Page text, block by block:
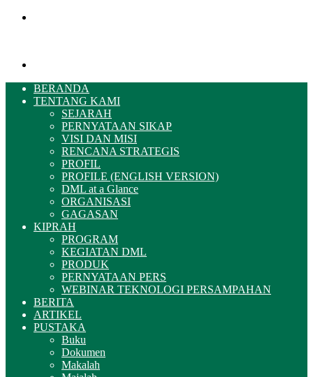
BERANDA
TENTANG KAMI
SEJARAH
PERNYATAAN SIKAP
VISI DAN MISI
RENCANA STRATEGIS
PROFIL
PROFILE (ENGLISH VERSION)
DML at a Glance
ORGANISASI
GAGASAN
KIPRAH
PROGRAM
KEGIATAN DML
PRODUK
PERNYATAAN PERS
WEBINAR TEKNOLOGI PERSAMPAHAN
BERITA
ARTIKEL
PUSTAKA
Buku
Dokumen
Makalah